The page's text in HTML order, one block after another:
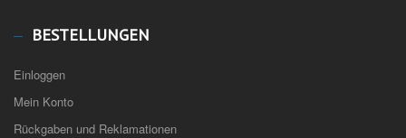
BESTELLUNGEN
Einloggen
Mein Konto
Rückgaben und Reklamationen